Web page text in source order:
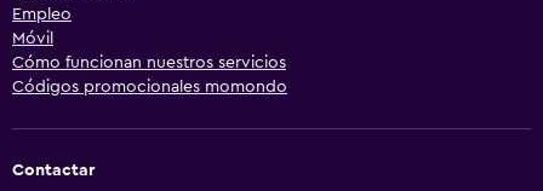
Empleo
Móvil
Cómo funcionan nuestros servicios
Códigos promocionales momondo
Contactar